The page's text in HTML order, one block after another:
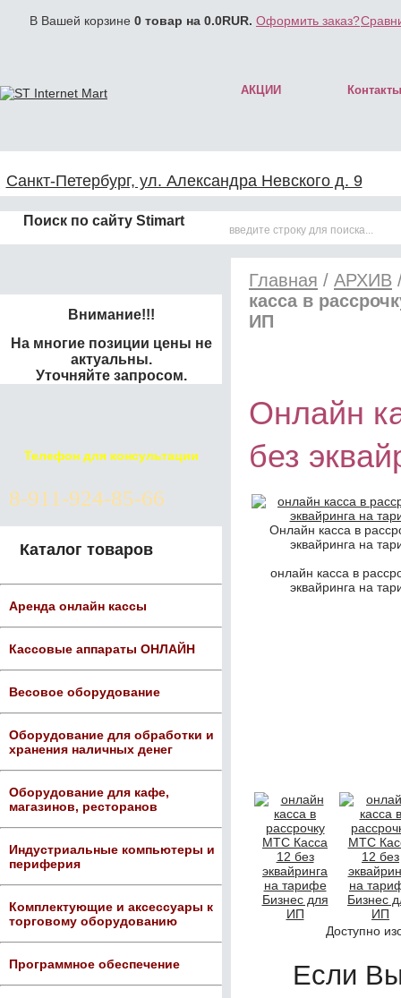
В Вашей корзине 0 товар на 0.0RUR. Оформить заказ?
АКЦИИ Контакты
Санкт-Петербург, ул. Александра Невского д. 9
Поиск по сайту Stimart
Внимание!!!
На многие позиции цены не
актуальны.
Уточняйте запросом.
Телефон для консультации
8-911-924-85-66
Каталог товаров
Аренда онлайн кассы
Кассовые аппараты ОНЛАЙН
Весовое оборудование
Оборудование для обработки и
хранения наличных денег
Оборудование для кафе,
магазинов, ресторанов
Индустриальные компьютеры и
периферия
Комплектующие и аксессуары к
торговому оборудованию
Программное обеспечение
Главная / АРХИВ
касса в
ИП
Онлайн
без
Онлайн касса в
эквайринга на
онлайн касса в
эквайринга на
Доступно
Если